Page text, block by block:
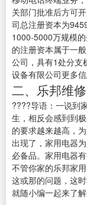
关部门批准后方可
司总注册资本为
1000-5000万规模
的注册资本属于一
公司，具有1处分支
设备有限公司更多信
二、乐邦维
????导语：一说到
生，相反会感到到
的要求越来越高，
出现了，家用电器
必备品。家用电器
不管你家的乐邦家
这或那的问题，这
就随小编一起来了